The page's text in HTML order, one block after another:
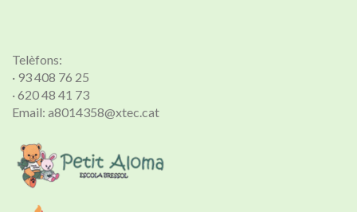
Telèfons:
· 93 408 76 25
· 620 48 41 73
Email: a8014358@xtec.cat